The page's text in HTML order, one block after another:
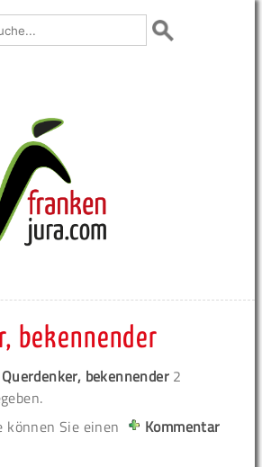
bekennender
Querdenker, bekennender 2
können Sie einen
Kommentar